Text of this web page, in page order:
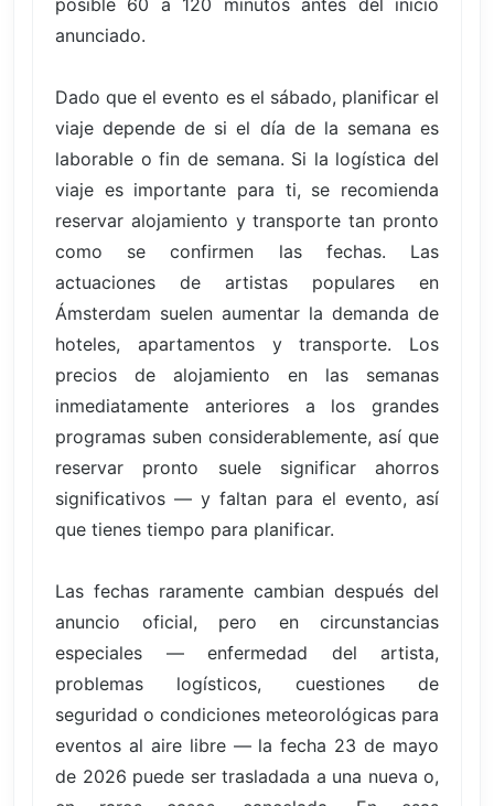
posible 60 a 120 minutos antes del inicio
anunciado.
Dado que el evento es el sábado, planificar el
viaje depende de si el día de la semana es
laborable o fin de semana. Si la logística del
viaje es importante para ti, se recomienda
reservar alojamiento y transporte tan pronto
como se confirmen las fechas. Las
actuaciones de artistas populares en
Ámsterdam suelen aumentar la demanda de
hoteles, apartamentos y transporte. Los
precios de alojamiento en las semanas
inmediatamente anteriores a los grandes
programas suben considerablemente, así que
reservar pronto suele significar ahorros
significativos — y faltan para el evento, así
que tienes tiempo para planificar.
Las fechas raramente cambian después del
anuncio oficial, pero en circunstancias
especiales — enfermedad del artista,
problemas logísticos, cuestiones de
seguridad o condiciones meteorológicas para
eventos al aire libre — la fecha 23 de mayo
de 2026 puede ser trasladada a una nueva o,